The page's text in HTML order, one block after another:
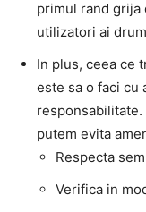
primul rand grija
utilizatori ai
In plus, ceea ce
este sa o faci cu
responsabilitate.
putem evita
Respecta
Verifica in